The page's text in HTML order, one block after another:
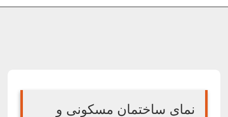
نمای ساختمان مسکونی و